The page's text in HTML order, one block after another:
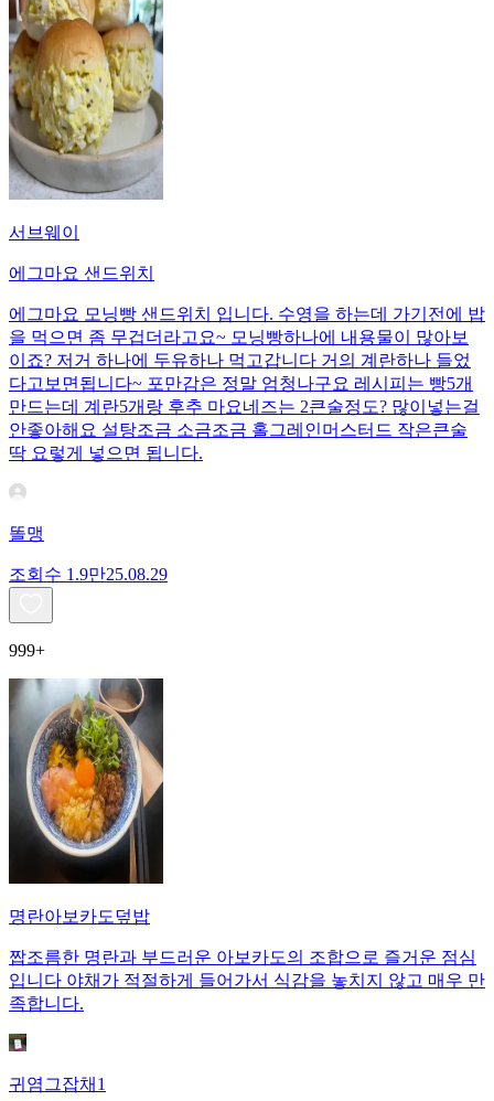
서브웨이
에그마요 샌드위치
에그마요 모닝빵 샌드위치 입니다. 수영을 하는데 가기전에 밥
을 먹으면 좀 무겁더라고요~ 모닝빵하나에 내용물이 많아보
이죠? 저거 하나에 두유하나 먹고갑니다 거의 계란하나 들었
다고보면됩니다~ 포만감은 정말 엄청나구요 레시피는 빵5개
만드는데 계란5개랑 후추 마요네즈는 2큰술정도? 많이넣는걸
안좋아해요 설탕조금 소금조금 홀그레인머스터드 작은큰술
딱 요렇게 넣으면 됩니다.
똘맹
조회수 1.9만25.08.29
999+
명란아보카도덮밥
짭조름한 명란과 부드러운 아보카도의 조합으로 즐거운 점심
입니다 야채가 적절하게 들어가서 식감을 놓치지 않고 매우 만
족합니다.
귀염그잡채1